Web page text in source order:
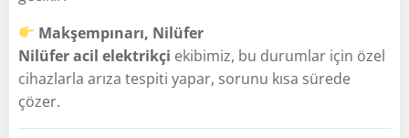
Makşempınarı, Nilüfer
Nilüfer acil elektrikçi ekibimiz, bu durumlar için özel
cihazlarla arıza tespiti yapar, sorunu kısa sürede
çözer.